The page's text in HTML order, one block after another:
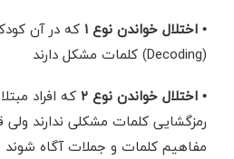
• اختلال خواندن نوع ۱ که در آن
(Decoding) کلمات مشکل دارند
• اختلال خواندن نوع ۲
که افراد
رمزگشایی کلمات مشکلی ندارند ولی
مفاهیم کلمات و جملات آگاه شوند